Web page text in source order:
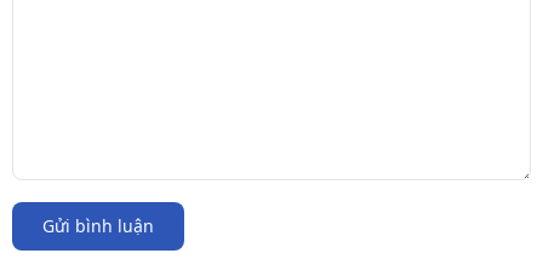
Gửi bình luận